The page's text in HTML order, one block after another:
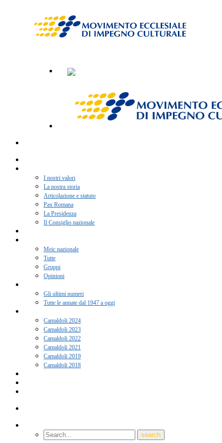
I nostri valori
La nostra storia
Articolazione e statuto
Pax Romana
La Presidenza
Il Consiglio nazionale
Meic nazionale
Tutte
Gruppi
Opinioni
Gli ultimi numeri
Tutte le annate dal 1947 a oggi
Camaldoli 2024
Camaldoli 2023
Camaldoli 2022
Camaldoli 2021
Camaldoli 2019
Camaldoli 2018